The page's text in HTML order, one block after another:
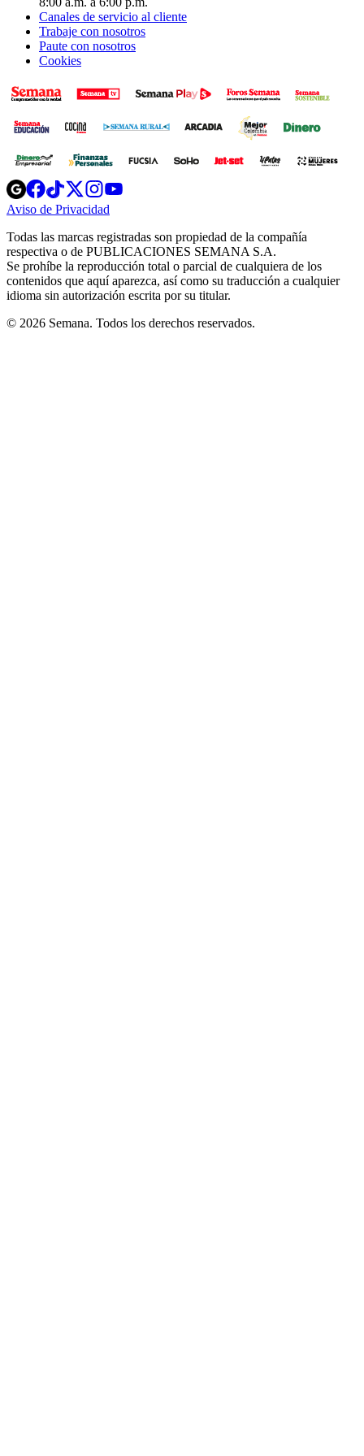
Canales de servicio al cliente
Trabaje con nosotros
Paute con nosotros
Cookies
Opens
in
new
Opens
in
new
Opens
in
new
window
Opens
new
windowwindow
Aviso de Privacidad
new
window
Todas las marcas registradas son propiedad de la compañía
respectiva o de PUBLICACIONES SEMANA S.A.
Se prohíbe la reproducción total o parcial de cualquiera de los
contenidos que aquí aparezca, así como su traducción a cualquier
idioma sin autorización escrita por su titular.
© 2026 Semana. Todos los derechos reservados.